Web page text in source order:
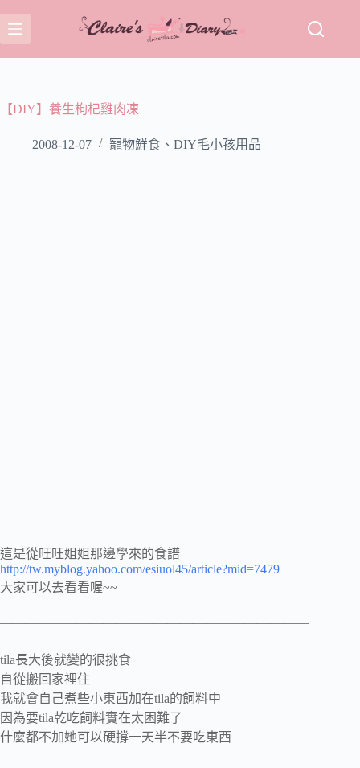
至
主
容【DIY】養生枸杞雞肉凍
2008-12-07 寵物鮮食、DIY毛小孩用品
這是從旺旺姐姐那邊學來的食譜
http://tw.myblog.yahoo.com/esiuol45/article?mid=7479
大家可以去看看喔~~
————————————————————————
tila長大後就變的很挑食
自從搬回家裡住
我就會自己煮些小東西加在tila的飼料中
因為要tila乾吃飼料實在太困難了
什麼都不加她可以硬撐一天半不要吃東西